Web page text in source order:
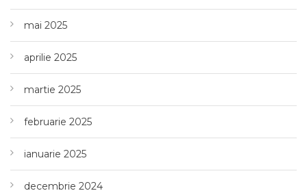
mai 2025
aprilie 2025
martie 2025
februarie 2025
ianuarie 2025
decembrie 2024